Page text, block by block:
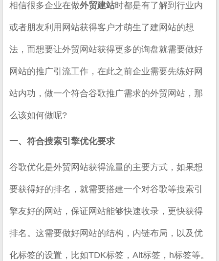
相信很多企业在做外贸建站时都是有了解到行业内
或者朋友利用网站获得客户才萌生了建网站的想
法，而想要让外贸网站获得更多的询盘就需要做好
网站的推广引流工作，在此之前企业需要先练好网
站内功，做一个符合谷歌推广需求的外贸网站，那
么该如何做呢?
一、符合搜索引擎优化要求
谷歌优化是外贸网站获得流量的主要方式，如果想
要获得好的排名，就需要搭建一个对谷歌等搜索引
擎友好的网站，保证网站能够快速收录，更快获得
排名。这需要做好网站的结构，内链布局，以及优
化标签的设置，比如TDK标签，Alt标签，h标签等。